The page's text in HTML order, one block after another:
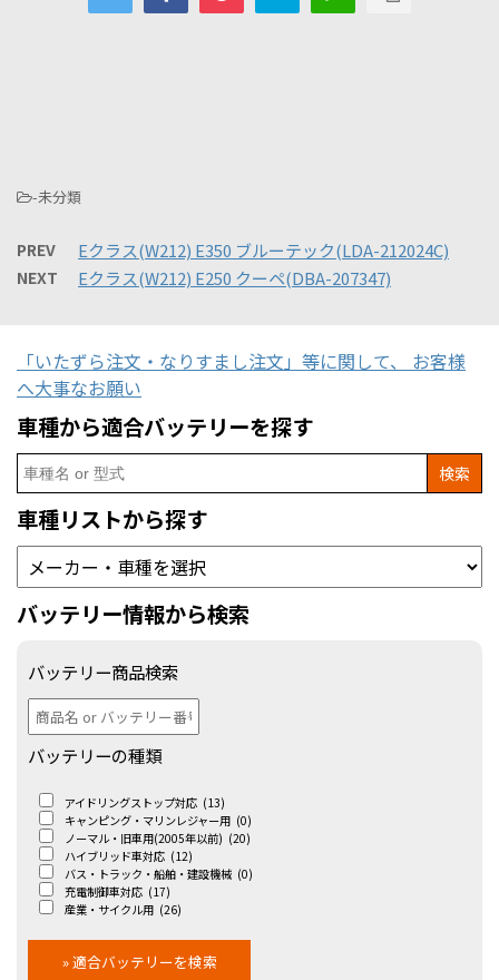
-未分類
PREV Eクラス(W212) E350 ブルーテック(LDA-212024C)
NEXT Eクラス(W212) E250 クーペ(DBA-207347)
「いたずら注文・なりすまし注文」等に関して、 お客様
へ大事なお願い
車種から適合バッテリーを探す
Search
for:
車種リストから探す
バッテリー情報から検索
バッテリー商品検索
バッテリーの種類
アイドリングストップ対応 (13)
キャンピング・マリンレジャー用 (0)
ノーマル・旧車用(2005年以前) (20)
ハイブリッド車対応 (12)
バス・トラック・船舶・建設機械 (0)
充電制御車対応 (17)
産業・サイクル用 (26)